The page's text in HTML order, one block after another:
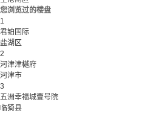
您浏览过的楼盘
1
君铂国际
盐湖区
2
河津津樾府
河津市
3
五洲幸福城壹号院
临猗县